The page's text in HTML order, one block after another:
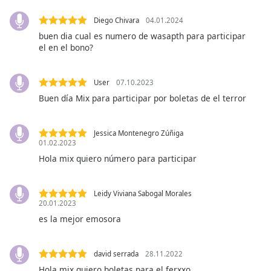
Family
Close
Modal
Dialog
dialog
window.
Diego Chivara 04.01.2024
buen dia cual es numero de wasapth para participar
el en el bono?
User 07.10.2023
Buen día Mix para participar por boletas de el terror
Jessica Montenegro Zúñiga
01.02.2023
Hola mix quiero número para participar
Leidy Viviana Sabogal Morales
20.01.2023
es la mejor emosora
david serrada 28.11.2022